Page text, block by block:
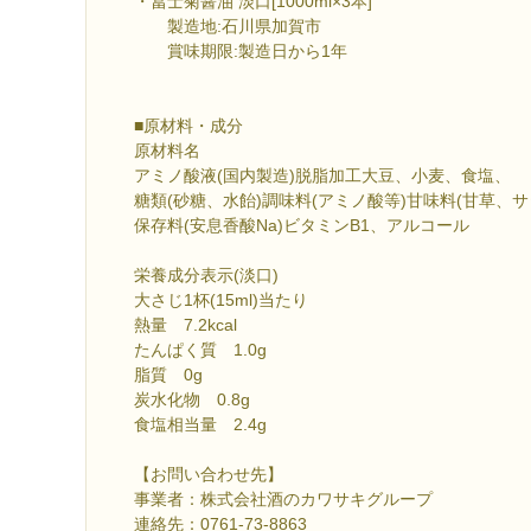
製造地:石川県加賀市
賞味期限:製造日から1年
■原材料・成分
原材料名
アミノ酸液(国内製造)脱脂加工大豆、小麦、食塩、
糖類(砂糖、水飴)調味料(アミノ酸等)甘味料(甘草、
保存料(安息香酸Na)ビタミンB1、アルコール
栄養成分表示(淡口)
大さじ1杯(15ml)当たり
熱量 7.2kcal
たんぱく質 1.0g
脂質 0g
炭水化物 0.8g
食塩相当量 2.4g
【お問い合わせ先】
事業者：株式会社酒のカワサキグループ
連絡先：0761-73-8863